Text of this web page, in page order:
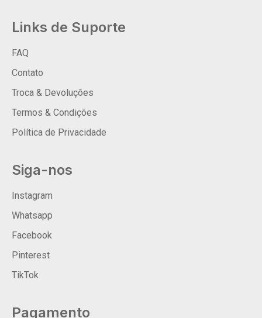
Links de Suporte
FAQ
Contato
Troca & Devoluções
Termos & Condições
Política de Privacidade
Siga-nos
Instagram
Whatsapp
Facebook
Pinterest
TikTok
Pagamento